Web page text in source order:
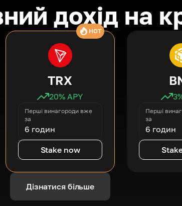
дохід на
HOT
TRX
20% APY
Перші винагороди вже
за
6 годин
Stake now
3
Перші
за
6 годин
Дізнатися більше